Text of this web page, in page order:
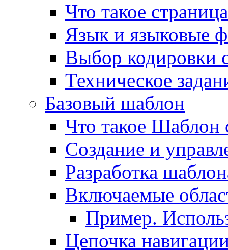
Что такое страница
Язык и языковые
Выбор кодировки
Техническое
Базовый шаблон
Что такое Шаблон
Создание и
Разработка
Включаемые
Пример.
Цепочка